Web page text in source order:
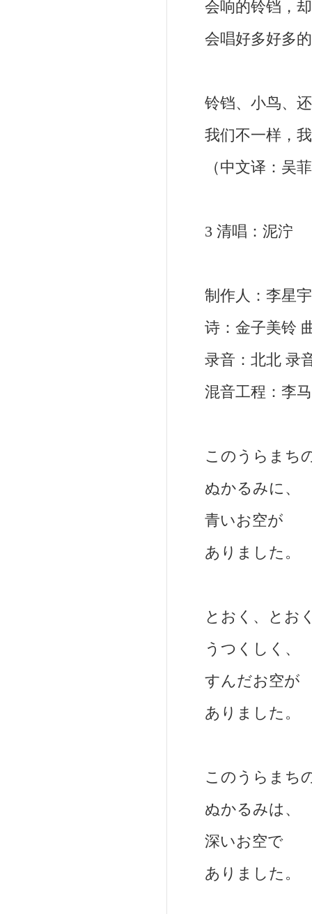
会响的铃铛，
会唱好多好
铃铛、小鸟、
我们不一样，
（中文译：吴
3 清唱：泥泞
制作人：李星宇
诗：金子美铃 曲
录音：北北 录音
混音工程：李马
このうらまち
ぬかるみに、
青いお空が
ありました。
とおく、とお
うつくしく、
すんだお空が
ありました。
このうらまち
ぬかるみは、
深いお空で
ありました。